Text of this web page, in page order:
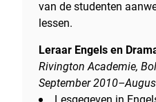
van de studenten
lessen.
Leraar Engels en
Rivington Academie,
September